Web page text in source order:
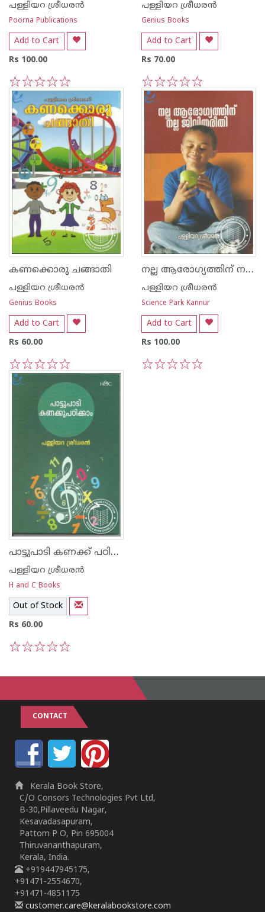
പള്ളിയറ ശ്രീധര‌ന്‍
Poorna Publications
Add to Cart
Rs 100.00
5
4
3
2
1
പള്ളിയറ ശ്രീധര‌ന്‍
Genius Books
Add to Cart
Rs 70.00
5
4
3
2
1
കണക്കൊരു ചങ്ങാതി
പള്ളിയറ ശ്രീധര‌ന്‍
Genius Books
Add to Cart
Rs 60.00
5
4
3
2
1
നല്ല ആരോഗ്യത്തിന് നല്ല ജീവിതരീതി
പള്ളിയറ ശ്രീധര‌ന്‍
Science Park Kannur
Add to Cart
Rs 100.00
പാട്ടുപാടി കണക്ക് പഠിക്കാം
പള്ളിയറ ശ്രീധര‌ന്‍
H and C Books
Out of Stock
Rs 60.00
CONTACT
Kerala Book Store,
C/O Consors Technologies Pvt Ltd,
B-30,Pillaveedu Nagar,
Kesavadasapuram,
Pattom P O, Pin 695004
Thiruvananthapuram,
Kerala, India.
+919447945175,
+91471-2554670,
+91471-4851175
customer.care@keralabookstore.com